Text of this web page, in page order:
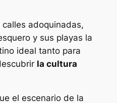
adoquinadas,
y sus playas la
ideal tanto para
la cultura
el escenario de la